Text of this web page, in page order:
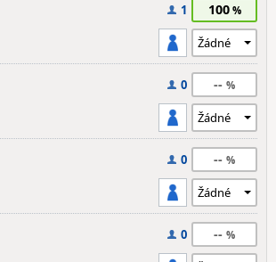
1 100
0 --
0 --
0 --